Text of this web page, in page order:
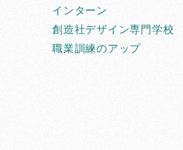
インターン
創造社デザイン専門学校
職業訓練のアップ